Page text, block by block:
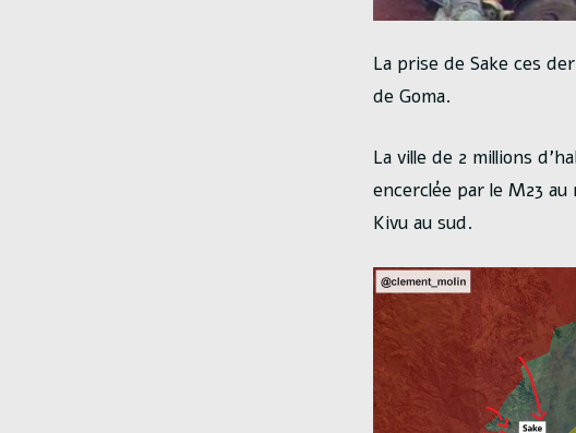
La prise de Sake ces
de Goma.
La ville de 2 millions
encerclée par le M23
Kivu au sud.